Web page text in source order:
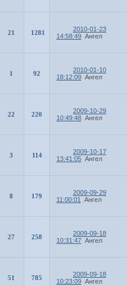
21 1281
2010-01-23
14:58:49 Ангел
1 92
2010-01-10
18:12:09 Ангел
22 220
2009-10-29
10:49:48 Ангел
3 114
2009-10-17
13:41:05 Ангел
8 179
2009-09-29
11:00:01
Ангел
27 258
2009-09-18
10:31:47 Ангел
51 785
2009-09-18
10:23:09 Ангел